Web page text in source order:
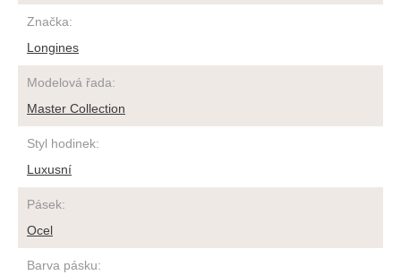
Značka:
Longines
Modelová řada:
Master Collection
Styl hodinek:
Luxusní
Pásek:
Ocel
Barva pásku: